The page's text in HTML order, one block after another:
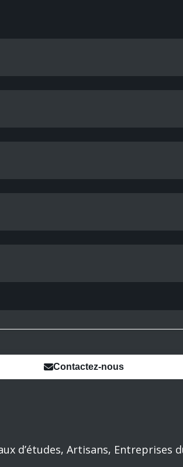
Contactez-nous
d’études, Artisans, Entreprises